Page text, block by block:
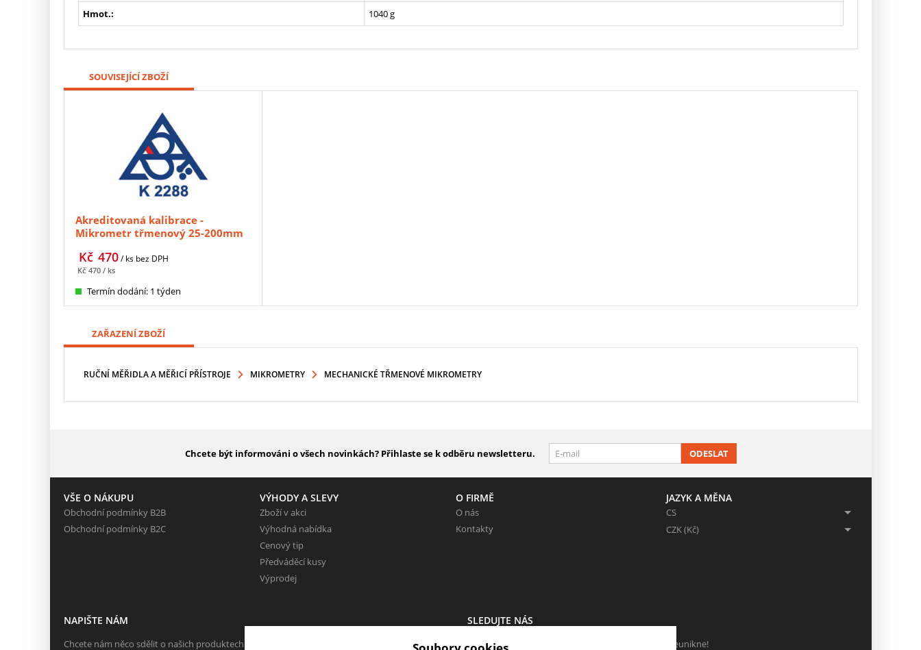
Hmot.:
1040 g
SOUVISEJÍCÍ ZBOŽÍ
Akreditovaná kalibrace -
Mikrometr třmenový 25-200mm
470
Kč / ks bez DPH
470
Kč / ks
Termín dodání: 1 týden
ZAŘAZENÍ ZBOŽÍ
RUČNÍ MĚŘIDLA A MĚŘICÍ PŘÍSTROJE MIKROMETRY MECHANICKÉ TŘMENOVÉ MIKROMETRY
Chcete být informováni o všech novinkách? Přihlaste se k odběru newsletteru. ODESLAT
VŠE O NÁKUPU
Obchodní podmínky B2B
Obchodní podmínky B2C
VÝHODY A SLEVY
Zboží v akci
Výhodná nabídka
Cenový tip
Předváděcí kusy
Výprodej
O FIRMĚ
O nás
Kontakty
JAZYK A MĚNA
CS
CZK (Kč)
NAPIŠTE NÁM
Chcete nám něco sdělit o našich produktech nebo e-shopu? Neváhejte napsat.
SLEDUJTE NÁS
Sledujte nás na všech sociálních sítích, ať Vám nic neunikne!